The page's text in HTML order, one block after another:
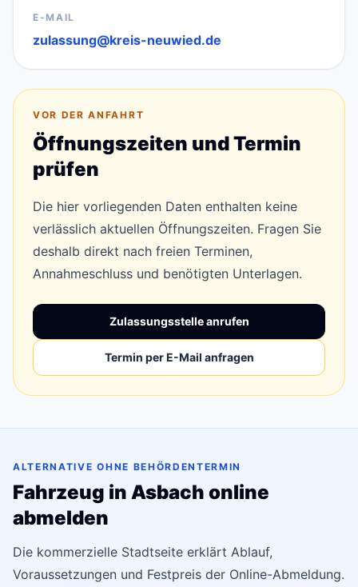
E-MAIL
zulassung@kreis-neuwied.de
VOR DER ANFAHRT
Öffnungszeiten und Termin
prüfen
Die hier vorliegenden Daten enthalten keine
verlässlich aktuellen Öffnungszeiten. Fragen Sie
deshalb direkt nach freien Terminen,
Annahmeschluss und benötigten Unterlagen.
Zulassungsstelle anrufen
Termin per E-Mail anfragen
ALTERNATIVE OHNE BEHÖRDENTERMIN
Fahrzeug in Asbach online
abmelden
Die kommerzielle Stadtseite erklärt Ablauf,
Voraussetzungen und Festpreis der Online-Abmeldung.